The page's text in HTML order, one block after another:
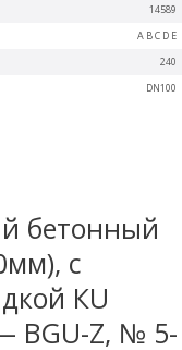
14589
DN100
240
A B C D E
бетонный
с
КU
BGU-Z, № 5-